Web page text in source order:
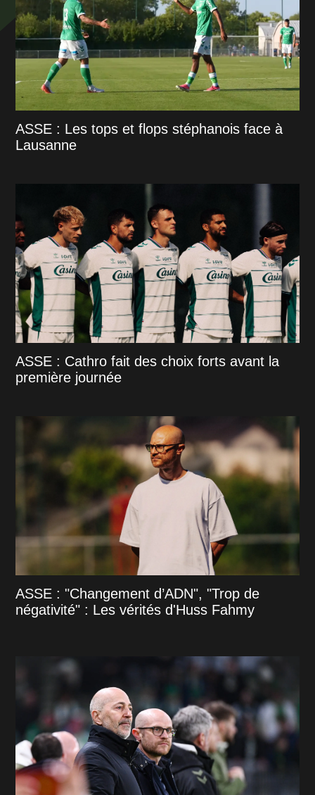
ASSE : Les tops et flops stéphanois face à
Lausanne
ASSE : Cathro fait des choix forts avant la
première journée
ASSE : "Changement d’ADN", "Trop de
négativité" : Les vérités d'Huss Fahmy